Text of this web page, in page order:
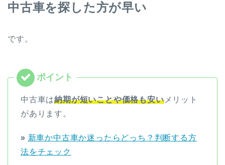
中古車を探した方が早い
です。
中古車は納期が短いことや価格も安いメリット
があります。
» 新車か中古車か迷ったらどっち？判断する方
法をチェック